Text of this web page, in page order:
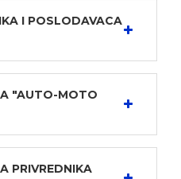
I POSLODAVACA
"AUTO-MOTO
PRIVREDNIKA